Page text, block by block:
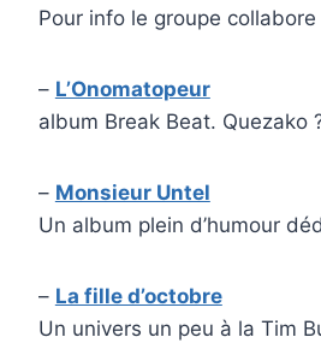
Pour info le groupe
– L’Onomatopeur
album Break Beat. Quezako
– Monsieur Untel
Un album plein d’humour
– La fille d’octobre
Un univers un peu à la Tim